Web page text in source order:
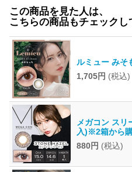
この商品を見た人は、
こちらの商品もチェックし
ルミュー みそ
1,705円 (税込)
メガコン スリ
入)※2箱から
880円 (税込)